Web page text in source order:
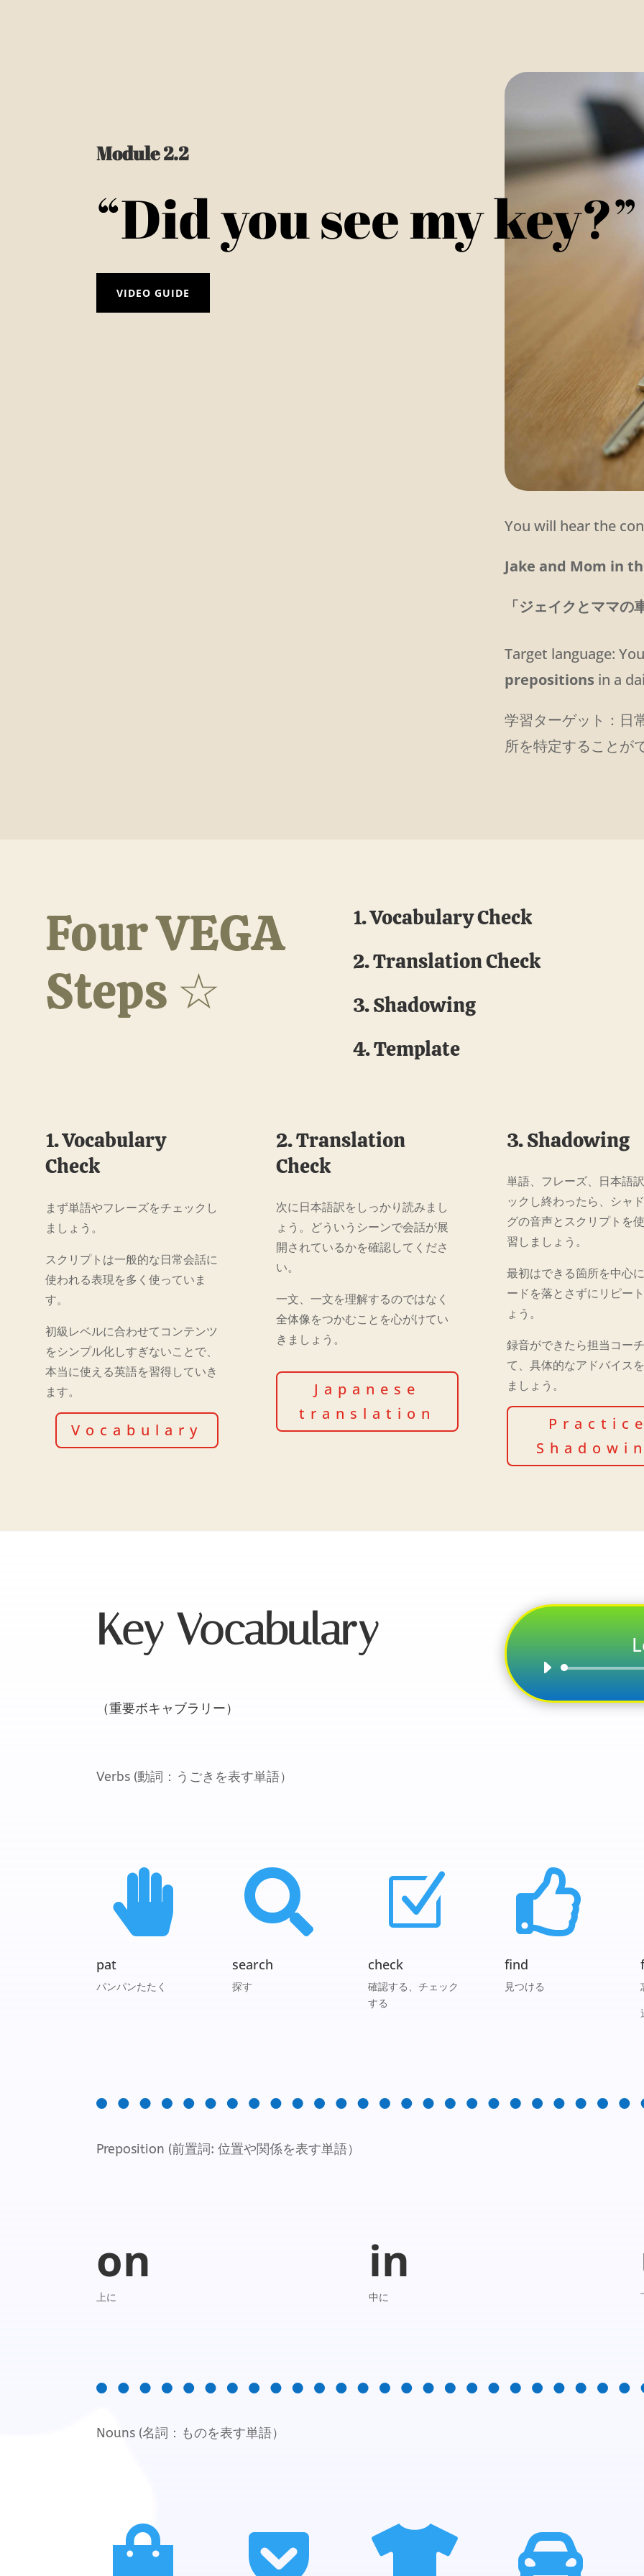
Module 2.2
“Did you see my key?”
VIDEO GUIDE
You will hear the
Jake and Mom in
「ジェイクとママの
Target language:
prepositions in a
学習ターゲット：日
所を特定することが
Four VEGA
Steps ☆
1. Vocabulary Check
2. Translation Check
3. Shadowing
4. Template
1. Vocabulary
Check
まず単語やフレーズをチェックし
ましょう。
スクリプトは一般的な日常会話に
使われる表現を多く使っていま
す。
初級レベルに合わせてコンテンツ
をシンプル化しすぎないことで、
本当に使える英語を習得していき
ます。
Vocabulary
2. Translation
Check
次に日本語訳をしっかり読みまし
ょう。どういうシーンで会話が展
開されているかを確認してくださ
い。
一文、一文を理解するのではなく
全体像をつかむことを心がけてい
きましょう。
Japanese
translation
3. Shadowing
単語、フレーズ、日本語
ックし終わったら、シャ
グの音声とスクリプトを
習しましょう。
最初はできる箇所を中心
ードを落とさずにリピー
ょう。
録音ができたら担当コー
て、具体的なアドバイス
ましょう。
Practice
Key Vocabulary
（重要ボキャブラリー）
Verbs (動詞：うごきを表す単語）

pat
パンパンたたく

search
探す
Z
check
確認する、チェック
する

find
見つける
Preposition (前置詞: 位置や関係を表す単語）
on
上に
in
中に
Nouns (名詞：ものを表す単語）
   